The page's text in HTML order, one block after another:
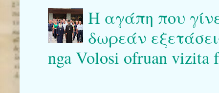
Η αγάπη που
δωρεάν
nga Volosi ofruan vizita